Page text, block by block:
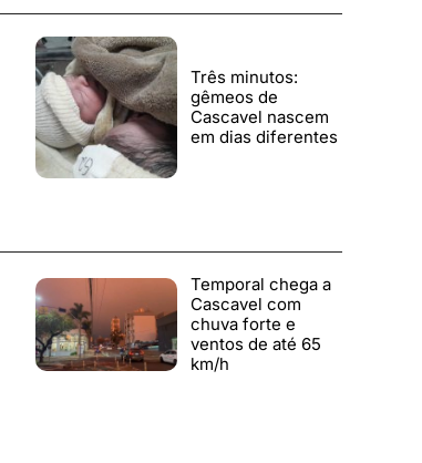
Três minutos:
gêmeos de
Cascavel nascem
em dias diferentes
Temporal chega a
Cascavel com
chuva forte e
ventos de até 65
km/h